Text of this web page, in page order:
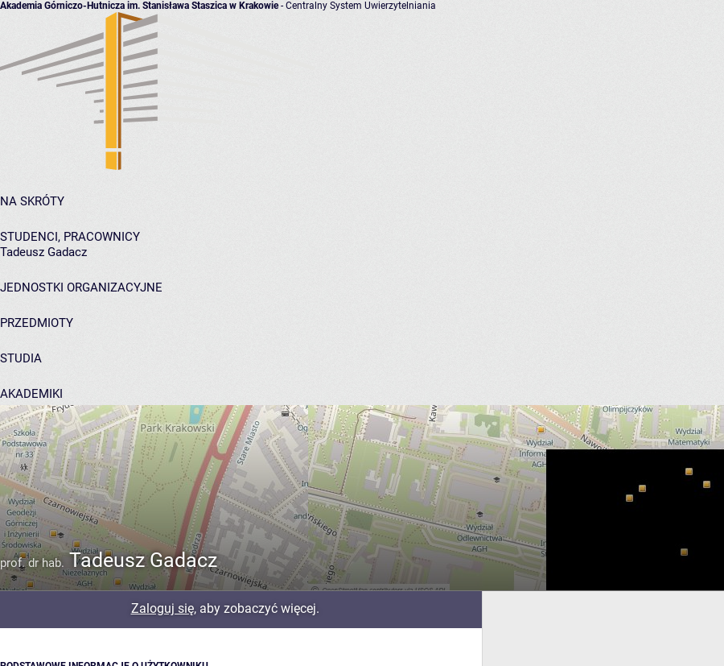
Akademia Górniczo-Hutnicza im. Stanisława Staszica w Krakowie- Centralny System Uwierzytelniania
NA SKRÓTY
STUDENCI, PRACOWNICY
Tadeusz Gadacz
JEDNOSTKI ORGANIZACYJNE
PRZEDMIOTY
STUDIA
AKADEMIKI
POMOC
prof. dr hab. Tadeusz Gadacz
Zaloguj się, aby zobaczyć więcej.